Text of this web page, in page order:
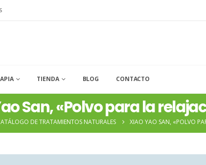
TIENDA BLOG CONTACTO
San, «Polvo para la
DE TRATAMIENTOS NATURALES XIAO YAO SAN, «POLVO